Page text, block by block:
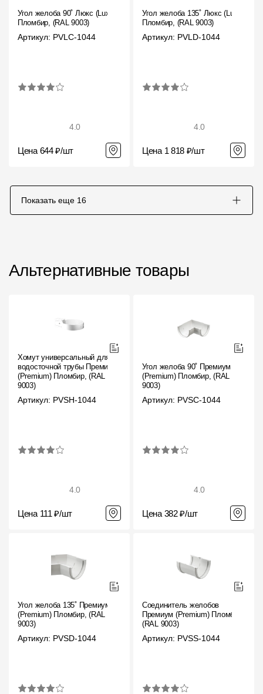
Угол желоба 90˚ Люкс (Lux)
Пломбир, (RAL 9003)
Артикул: PVLC-1044
4.0
Цена 644 ₽/шт
Угол желоба 135˚ Люкс (Lux)
Пломбир, (RAL 9003)
Артикул: PVLD-1044
4.0
Цена 1 818 ₽/шт
Показать еще 16
Альтернативные товары
Хомут универсальный для
водосточной трубы Премиум
(Premium) Пломбир, (RAL
9003)
Артикул: PVSH-1044
4.0
Цена 111 ₽/шт
Угол желоба 90˚ Премиум
(Premium) Пломбир, (RAL
9003)
Артикул: PVSC-1044
4.0
Цена 382 ₽/шт
Угол желоба 135˚ Премиум
(Premium) Пломбир, (RAL
9003)
Артикул: PVSD-1044
Соединитель желобов
Премиум (Premium) Пломбир,
(RAL 9003)
Артикул: PVSS-1044